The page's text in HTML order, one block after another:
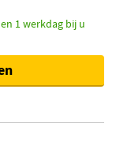
1 werkdag bij u